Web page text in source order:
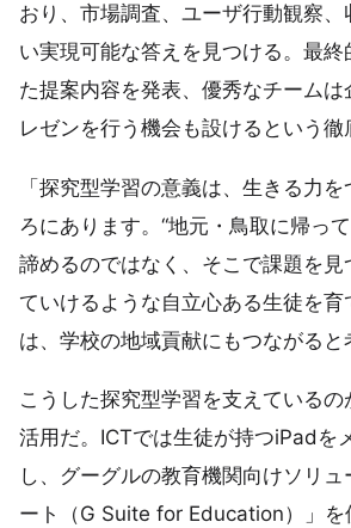
おり、市場調査、ユーザ行動観察
い実現可能な答えを見つける。最終
た提案内容を発表、優秀なチーム
レゼンを行う機会も設けるという徹
「探究型学習の意義は、生きる力
ろにあります。“地元・鳥取に帰っ
諦めるのではなく、そこで課題を見
ていけるような自立心ある生徒を育
は、学校の地域貢献にもつながると
こうした探究型学習を支えている
活用だ。ICTでは生徒が持つiPadを
し、グーグルの教育機関向けソリュ
ート（G Suite for Education）」を